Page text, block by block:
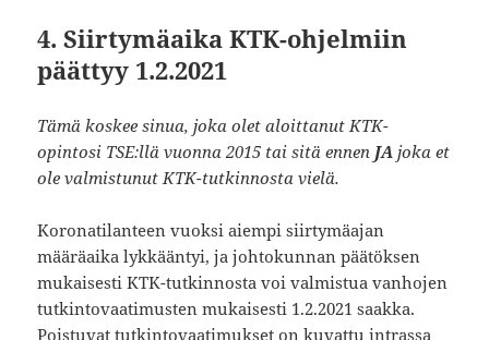
4. Siirtymäaika KTK-ohjelmiin
päättyy 1.2.2021
Tämä koskee sinua, joka olet aloittanut KTK-
opintosi TSE:llä vuonna 2015 tai sitä ennen JA joka et
ole valmistunut KTK-tutkinnosta vielä.
Koronatilanteen vuoksi aiempi siirtymäajan
määräaika lykkääntyi, ja johtokunnan päätöksen
mukaisesti KTK-tutkinnosta voi valmistua vanhojen
tutkintovaatimusten mukaisesti 1.2.2021 saakka.
Poistuvat tutkintovaatimukset on kuvattu intrassa